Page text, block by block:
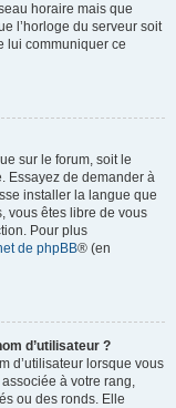
horaire mais que
l’horloge du serveur soit
lui communiquer ce
sur le forum, soit le
Essayez de demander à
installer la langue que
vous êtes libre de vous
Pour plus
de phpBB® (en
d’utilisateur ?
d’utilisateur lorsque vous
à votre rang,
ou des ronds. Elle